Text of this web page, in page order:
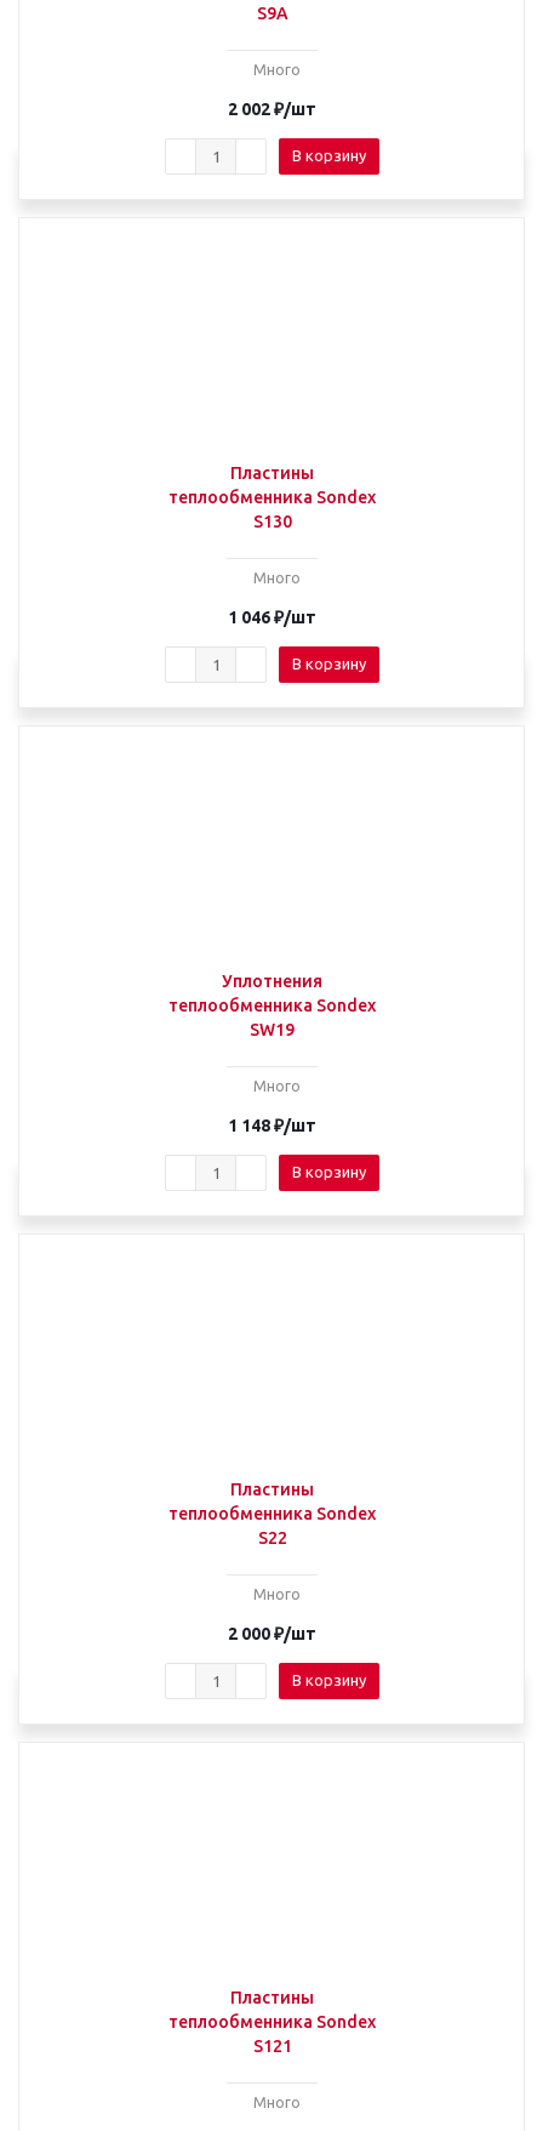
S9A
Много
2 002₽/шт
В корзину
Пластины
теплообменника Sondex
S130
Много
1 046₽/шт
В корзину
Уплотнения
теплообменника Sondex
SW19
Много
1 148₽/шт
В корзину
Пластины
теплообменника Sondex
S22
Много
2 000₽/шт
В корзину
Пластины
теплообменника Sondex
S121
Много